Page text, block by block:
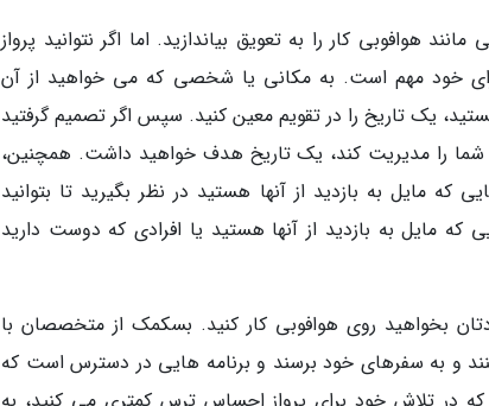
هوافوبی کار را به تعویق بیاندازید. اما اگر نتوانید پرواز
خود مهم است. به مکانی یا شخصی که می خواهید از آن
یک تاریخ را در تقویم معین کنید. سپس اگر تصمیم گرفتید
شما را مدیریت کند، یک تاریخ هدف خواهید داشت. همچنین،
مایل به بازدید از آنها هستید در نظر بگیرید تا بتوانید
مایل به بازدید از آنها هستید یا افرادی که دوست دارید
بخواهید روی هوافوبی کار کنید. بسکمک از متخصصان با
و به سفرهای خود برسند و برنامه هایی در دسترس است که